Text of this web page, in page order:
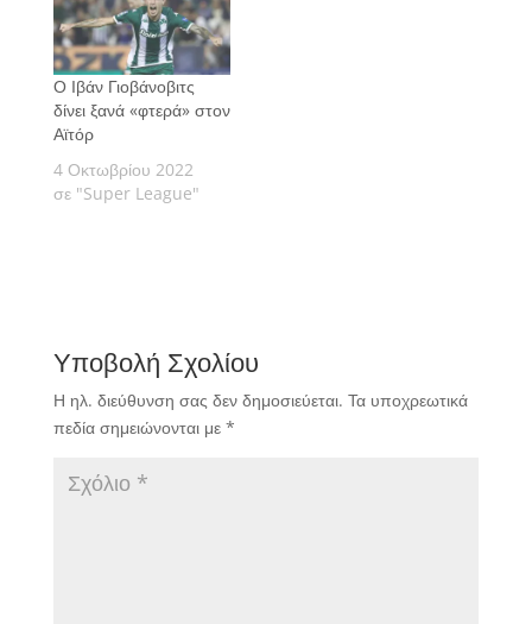
Ο Ιβάν Γιοβάνοβιτς
δίνει ξανά «φτερά» στον
Αϊτόρ
4 Οκτωβρίου 2022
σε "Super League"
Υποβολή Σχολίου
Η ηλ. διεύθυνση σας δεν δημοσιεύεται. Τα υποχρεωτικά
πεδία σημειώνονται με *